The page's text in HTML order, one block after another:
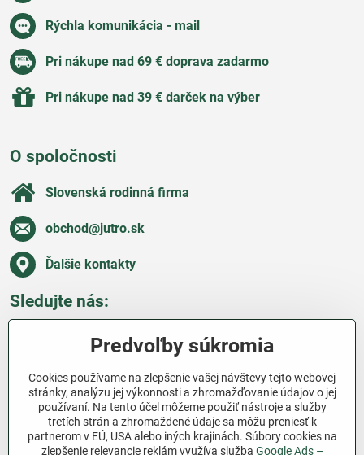
Rýchla komunikácia - mail
Pri nákupe nad 69 € doprava zadarmo
Pri nákupe nad 39 € darček na výber
O spoločnosti
Slovenská rodinná firma
obchod​@jutro​.sk
Ďalšie kontakty
Sledujte nás:
Všetko o nákupe
Ďakujeme za podporu
Sme slovenský e-shop bez dotácií​. Fungujeme len
Predvoľby súkromia
Cookies používame na zlepšenie vašej návštevy tejto webovej
stránky, analýzu jej výkonnosti a zhromažďovanie údajov o jej
používaní. Na tento účel môžeme použiť nástroje a služby
tretích strán a zhromaždené údaje sa môžu preniesť k
partnerom v EÚ, USA alebo iných krajinách. Súbory cookies na
zlepšenie relevancie reklám využíva služba Google Ads –